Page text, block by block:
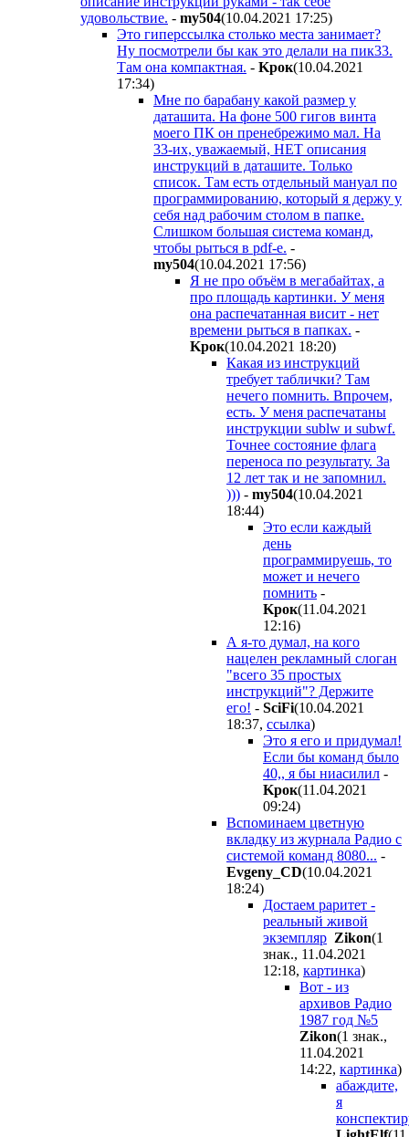
удовольствие. - my504(10.04.2021 17:25)
Это гиперссылка столько места занимает?
Ну посмотрели бы как это делали на пик33.
Там она компактная. - Kpoк(10.04.2021
17:34)
Мне по барабану какой размер у
даташита. На фоне 500 гигов винта
моего ПК он пренебрежимо мал. На
33-их, уважаемый, НЕТ описания
инструкций в даташите. Только
список. Там есть отдельный мануал по
программированию, который я держу у
себя над рабочим столом в папке.
Слишком большая система команд,
чтобы рыться в pdf-е. -
my504(10.04.2021 17:56)
Я не про объём в мегабайтах, а
про площадь картинки. У меня
она распечатанная висит - нет
времени рыться в папках. -
Kpoк(10.04.2021 18:20)
Какая из инструкций
требует таблички? Там
нечего помнить. Впрочем,
есть. У меня распечатаны
инструкции sublw и subwf.
Точнее состояние флага
переноса по результату. За
12 лет так и не запомнил.
))) - my504(10.04.2021
18:44)
Это если каждый
день
программируешь, то
может и нечего
помнить -
Kpoк(11.04.2021
12:16)
А я-то думал, на кого
нацелен рекламный слоган
"всего 35 простых
инструкций"? Держите
его! - SciFi(10.04.2021
18:37, ссылка)
Это я его и придумал!
Если бы команд было
40,, я бы ниасилил -
Kpoк(11.04.2021
09:24)
Вспоминаем цветную
вкладку из журнала Радио с
системой команд 8080... -
Evgeny_CD(10.04.2021
18:24)
Достаем раритет -
реальный живой
экземпляр Zikon(1
знак., 11.04.2021
12:18, картинка)
Вот - из
архивов Радио
1987 год №5
Zikon(1 знак.,
11.04.2021
14:22, картинка)
абаждите,
я